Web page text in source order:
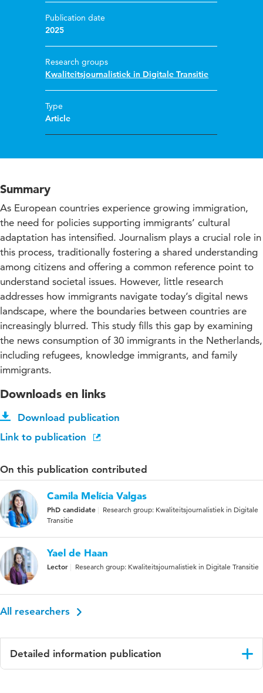
Publication date
2025
Research groups
Kwaliteitsjournalistiek in Digitale Transitie
Type
Article
Summary
As European countries experience growing immigration,
the need for policies supporting immigrants’ cultural
adaptation has intensified. Journalism plays a crucial role in
this process, traditionally fostering a shared understanding
among citizens and offering a common reference point to
understand societal issues. However, little research
addresses how immigrants navigate today’s digital news
landscape, where the boundaries between countries are
increasingly blurred. This study fills this gap by examining
the news consumption of 30 immigrants in the Netherlands,
including refugees, knowledge immigrants, and family
immigrants.
Downloads en links
Download publication
Link to publication
On this publication contributed
Camila Melícia Valgas
PhD candidate
Research group: Kwaliteitsjournalistiek in Digitale
Transitie
Yael de Haan
Lector Research group: Kwaliteitsjournalistiek in Digitale Transitie
All researchers
Detailed information publication